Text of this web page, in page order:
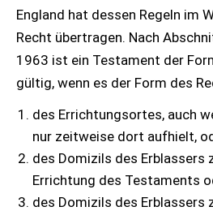
England hat dessen Regeln im
Recht übertragen. Nach
1963 ist ein Testament der
gültig, wenn es der Form des
des Errichtungsortes, auch
nur zeitweise dort aufhielt,
des Domizils des Erblassers
Errichtung des Testaments
des Domizils des Erblassers